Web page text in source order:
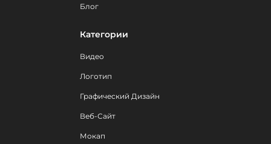
Блог
Категории
Видео
Логотип
Графический Дизайн
Веб-Сайт
Мокап